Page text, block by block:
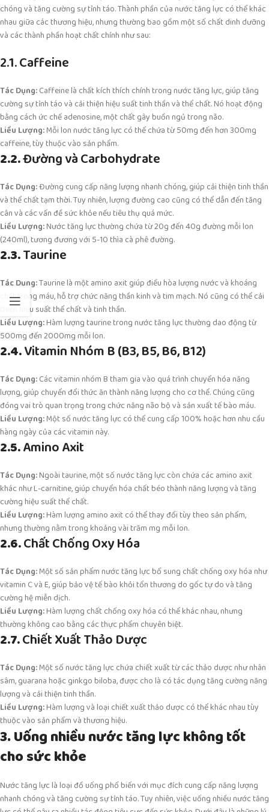
chóng và tăng cường sự tỉnh táo. Thành phần của nước tăng lực có thể khác
nhau giữa các thương hiệu, nhưng thường bao gồm một số chất dinh dưỡng
và các thành phần hoạt chất chính như sau:
2.1. Caffeine
Tác Dụng:Caffeine là chất kích thích chính trong nước tăng lực, giúp tăng
cường sự tỉnh táo và cải thiện hiệu suất tinh thần và thể chất. Nó hoạt động
bằng cách ức chế adenosine, một chất gây buồn ngủ trong não.
Liều Lượng:Mỗi lon nước tăng lực có thể chứa từ 50mg đến hơn 300mg
caffeine, tùy thuộc vào sản phẩm.
2.2.Đường và Carbohydrate
Tác Dụng:Đường cung cấp năng lượng nhanh chóng, giúp cải thiện tinh thần
và thể chất tạm thời. Tuy nhiên, lượng đường cao cũng có thể dẫn đến tăng
cân và các vấn đề sức khỏe nếu tiêu thụ quá mức.
Liều Lượng:Nước tăng lực thường chứa từ 20g đến 40g đường mỗi lon
(240ml), tương đương với 5-10 thìa cà phê đường.
2.3.Taurine
Tác Dụng:Taurine là một amino axit giúp điều hòa lượng nước và khoáng
chất trong máu, hỗ trợ chức năng thần kinh và tim mạch. Nó cũng có thể cải
thiện hiệu suất thể chất và tinh thần.
Liều Lượng:Hàm lượng taurine trong nước tăng lực thường dao động từ
500mg đến 2000mg mỗi lon.
2.4.Vitamin Nhóm B (B3, B5, B6, B12)
Tác Dụng:Các vitamin nhóm B tham gia vào quá trình chuyển hóa năng
lượng, giúp chuyển đổi thức ăn thành năng lượng cho cơ thể. Chúng cũng
đóng vai trò quan trọng trong chức năng não bộ và sản xuất tế bào máu.
Liều Lượng:Một số nước tăng lực có thể cung cấp 100% hoặc hơn nhu cầu
hàng ngày của các vitamin này.
2.5.Amino Axit
Tác Dụng:Ngoài taurine, một số nước tăng lực còn chứa các amino axit
khác như L-carnitine, giúp chuyển hóa chất béo thành năng lượng và tăng
cường hiệu suất thể chất.
Liều Lượng:Hàm lượng amino axit có thể thay đổi tùy theo sản phẩm,
nhưng thường nằm trong khoảng vài trăm mg mỗi lon.
2.6.Chất Chống Oxy Hóa
Tác Dụng:Một số sản phẩm nước tăng lực bổ sung chất chống oxy hóa như
vitamin C và E, giúp bảo vệ tế bào khỏi tổn thương do gốc tự do và tăng
cường hệ miễn dịch.
Liều Lượng:Hàm lượng chất chống oxy hóa có thể khác nhau, nhưng
thường không cao bằng các thực phẩm chuyên biệt.
2.7.Chiết Xuất Thảo Dược
Tác Dụng:Một số nước tăng lực chứa chiết xuất từ các thảo dược như nhân
sâm, guarana hoặc ginkgo biloba, được cho là có tác dụng tăng cường năng
lượng và cải thiện tinh thần.
Liều Lượng:Hàm lượng và loại chiết xuất thảo dược có thể khác nhau tùy
thuộc vào sản phẩm và thương hiệu.
3. Uống nhiều nước tăng lực không tốt
cho sức khỏe
Nước tăng lực là loại đồ uống phổ biến với mục đích cung cấp năng lượng
nhanh chóng và tăng cường sự tỉnh táo. Tuy nhiên, việc uống nhiều nước tăng